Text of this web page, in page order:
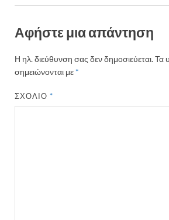
Αφήστε μια απάντηση
Η ηλ. διεύθυνση σας δεν δημοσιεύεται.Τα
σημειώνονται με *
ΣΧΌΛΙΟ*